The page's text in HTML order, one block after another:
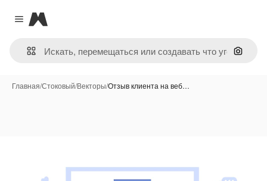
Close menu
Magnific
Поиск
Главная/Стоковый/Векторы/Отзыв клиента на веб…